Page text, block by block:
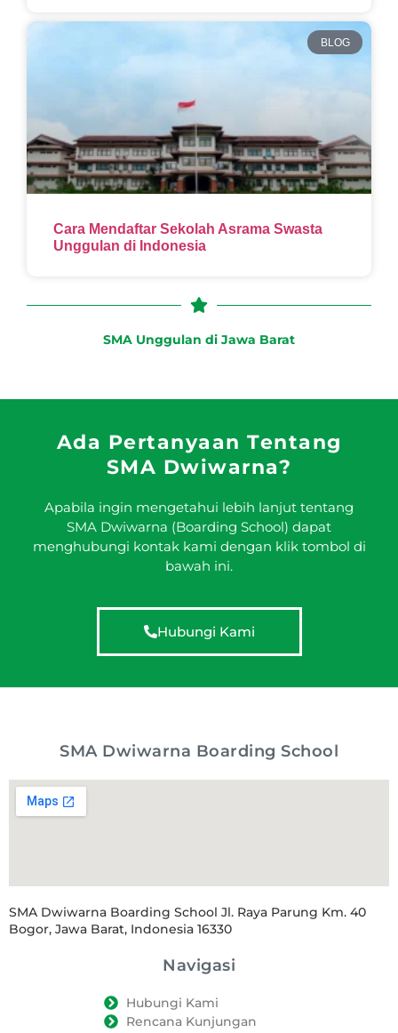
BLOG
Cara Mendaftar Sekolah Asrama Swasta
Unggulan di Indonesia
SMA Unggulan di Jawa Barat
Ada Pertanyaan Tentang
SMA Dwiwarna?
Apabila ingin mengetahui lebih lanjut tentang
SMA Dwiwarna (Boarding School) dapat
menghubungi kontak kami dengan klik tombol di
bawah ini.
Hubungi Kami
SMA Dwiwarna Boarding School
SMA Dwiwarna Boarding School Jl. Raya Parung Km. 40
Bogor, Jawa Barat, Indonesia 16330
Navigasi
Hubungi Kami
Rencana Kunjungan